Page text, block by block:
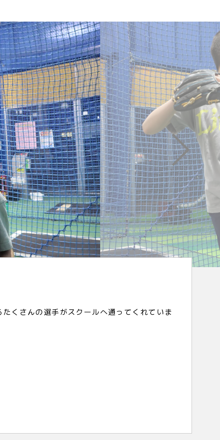
くさんの選手がスクールへ通ってくれていま